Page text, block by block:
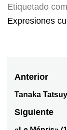
Etiquetado
Expresiones
de
entradas
Anterior
Entrada
anterior:
Tanaka
Siguiente